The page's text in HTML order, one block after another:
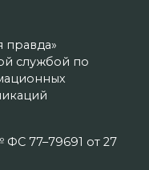
правда»
службой по
77–79691 от 27